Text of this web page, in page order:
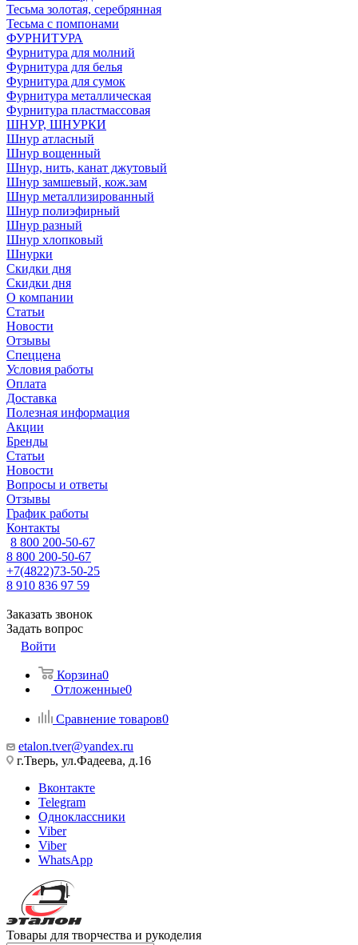
Тесьма золотая, серебрянная
Тесьма с помпонами
ФУРНИТУРА
Фурнитура для молний
Фурнитура для белья
Фурнитура для сумок
Фурнитура металлическая
Фурнитура пластмассовая
ШНУР, ШНУРКИ
Шнур атласный
Шнур вощенный
Шнур, нить, канат джутовый
Шнур замшевый, кож.зам
Шнур металлизированный
Шнур полиэфирный
Шнур разный
Шнур хлопковый
Шнурки
Скидки дня
Скидки дня
О компании
Статьи
Новости
Отзывы
Спеццена
Условия работы
Оплата
Доставка
Полезная информация
Акции
Бренды
Статьи
Новости
Вопросы и ответы
Отзывы
График работы
Контакты
8 800 200-50-67
8 800 200-50-67
+7(4822)73-50-25
8 910 836 97 59
Заказать звонок
Задать вопрос
Войти
Корзина0
Отложенные0
Сравнение товаров0
etalon.tver@yandex.ru
г.Тверь, ул.Фадеева, д.16
Вконтакте
Telegram
Одноклассники
Viber
Viber
WhatsApp
Товары для творчества и рукоделия